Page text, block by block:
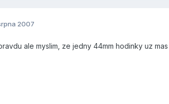
2007
ale myslim, ze jedny 44mm hodinky uz